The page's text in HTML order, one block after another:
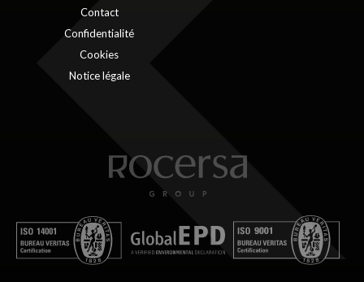
Contact
Confidentialité
Cookies
Notice légale